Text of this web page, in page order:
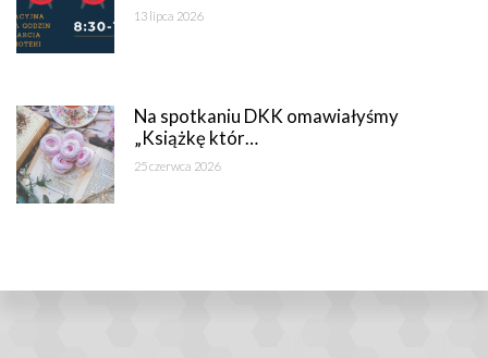
13 lipca 2026
Na spotkaniu DKK omawiałyśmy
„Książkę któr…
25 czerwca 2026